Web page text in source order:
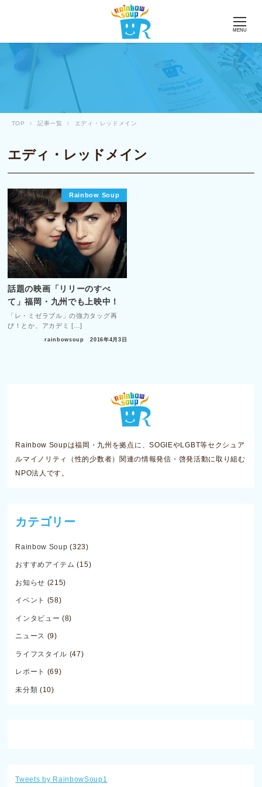
MENU
TOP 記事一覧 エディ・レッドメイン
エディ・レッドメイン
Rainbow Soup
話題の映画「リリーのすべ
て」福岡・九州でも上映中！
「レ・ミゼラブル」の強力タッグ再
び！とか、アカデミ […]
rainbowsoup 2016年4月3日
Rainbow Soupは福岡・九州を拠点に、SOGIEやLGBT等セクシュア
ルマイノリティ（性的少数者）関連の情報発信・啓発活動に取り組む
NPO法人です。
カテゴリー
Rainbow Soup (323)
おすすめアイテム (15)
お知らせ (215)
イベント (58)
インタビュー (8)
ニュース (9)
ライフスタイル (47)
レポート (69)
未分類 (10)
Tweets by RainbowSoup1